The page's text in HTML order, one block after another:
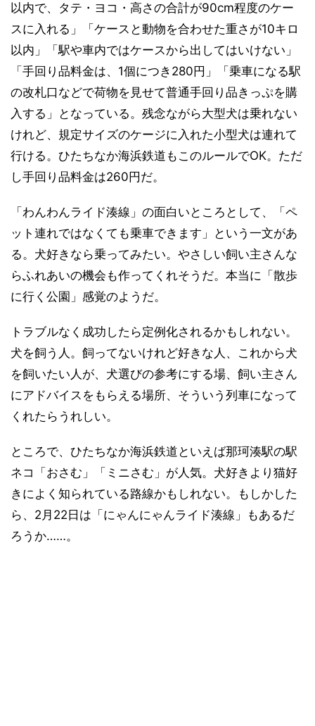
以内で、タテ・ヨコ・高さの合計が90cm程度のケー
スに入れる」「ケースと動物を合わせた重さが10キロ
以内」「駅や車内ではケースから出してはいけない」
「手回り品料金は、1個につき280円」「乗車になる駅
の改札口などで荷物を見せて普通手回り品きっぷを購
入する」となっている。残念ながら大型犬は乗れない
けれど、規定サイズのケージに入れた小型犬は連れて
行ける。ひたちなか海浜鉄道もこのルールでOK。ただ
し手回り品料金は260円だ。
「わんわんライド湊線」の面白いところとして、「ペ
ット連れではなくても乗車できます」という一文があ
る。犬好きなら乗ってみたい。やさしい飼い主さんな
らふれあいの機会も作ってくれそうだ。本当に「散歩
に行く公園」感覚のようだ。
トラブルなく成功したら定例化されるかもしれない。
犬を飼う人。飼ってないけれど好きな人、これから犬
を飼いたい人が、犬選びの参考にする場、飼い主さん
にアドバイスをもらえる場所、そういう列車になって
くれたらうれしい。
ところで、ひたちなか海浜鉄道といえば那珂湊駅の駅
ネコ「おさむ」「ミニさむ」が人気。犬好きより猫好
きによく知られている路線かもしれない。もしかした
ら、2月22日は「にゃんにゃんライド湊線」もあるだ
ろうか……。